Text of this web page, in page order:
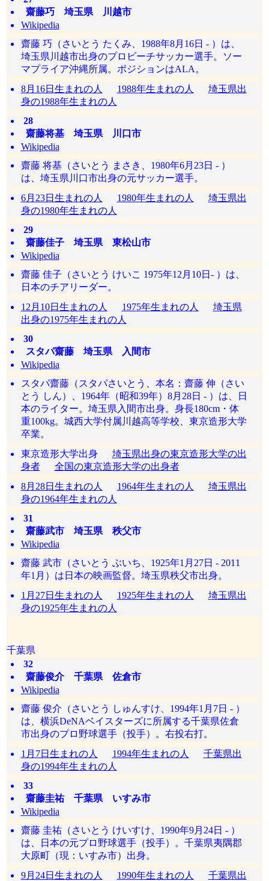
齋藤巧 埼玉県 川越市
Wikipedia
齋藤 巧（さいとう たくみ、1988年8月16日 - ）は、
埼玉県川越市出身のプロビーチサッカー選手。ソー
マプライア沖縄所属。ポジションはALA。
8月16日生まれの人
1988年生まれの人
埼玉県出
身の1988年生まれの人
28
齋藤将基 埼玉県 川口市
Wikipedia
齋藤 将基（さいとう まさき、1980年6月23日 - ）
は、埼玉県川口市出身の元サッカー選手。
6月23日生まれの人
1980年生まれの人
埼玉県出
身の1980年生まれの人
29
齋藤佳子 埼玉県 東松山市
Wikipedia
齋藤 佳子（さいとう けいこ 1975年12月10日- ）は、
日本のチアリーダー。
12月10日生まれの人
1975年生まれの人
埼玉県
出身の1975年生まれの人
30
スタパ齋藤 埼玉県 入間市
Wikipedia
スタパ齋藤（スタパさいとう、本名：齋藤 伸（さい
とう しん）、1964年（昭和39年）8月28日 - ）は、日
本のライター。埼玉県入間市出身。身長180cm・体
重100kg。城西大学付属川越高等学校、東京造形大学
卒業。
東京造形大学出身 埼玉県出身の東京造形大学の出
身者
全国の東京造形大学の出身者
8月28日生まれの人
1964年生まれの人
埼玉県出
身の1964年生まれの人
31
齋藤武市 埼玉県 秩父市
Wikipedia
齋藤 武市（さいとう ぶいち、1925年1月27日 - 2011
年1月）は日本の映画監督。埼玉県秩父市出身。
1月27日生まれの人
1925年生まれの人
埼玉県出
身の1925年生まれの人
千葉県
32
齋藤俊介 千葉県 佐倉市
Wikipedia
齋藤 俊介（さいとう しゅんすけ、1994年1月7日 - ）
は、横浜DeNAベイスターズに所属する千葉県佐倉
市出身のプロ野球選手（投手）。右投右打。
1月7日生まれの人
1994年生まれの人
千葉県出
身の1994年生まれの人
33
齋藤圭祐 千葉県 いすみ市
Wikipedia
齋藤 圭祐（さいとう けいすけ、1990年9月24日 - ）
は、日本の元プロ野球選手（投手）。千葉県夷隅郡
大原町（現：いすみ市）出身。
9月24日生まれの人
1990年生まれの人
千葉県出